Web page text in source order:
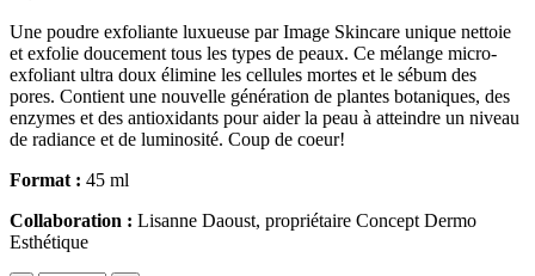
Une poudre exfoliante luxueuse par Image Skincare unique nettoie
et exfolie doucement tous les types de peaux. Ce mélange micro-
exfoliant ultra doux élimine les cellules mortes et le sébum des
pores. Contient une nouvelle génération de plantes botaniques, des
enzymes et des antioxidants pour aider la peau à atteindre un niveau
de radiance et de luminosité. Coup de coeur!
Format : 45 ml
Collaboration : Lisanne Daoust, propriétaire Concept Dermo
Esthétique